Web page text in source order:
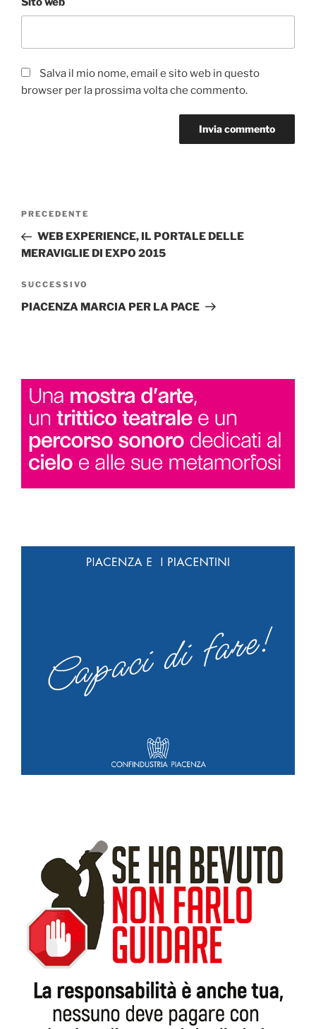
Salva il mio nome, email e sito web in questo
browser per la prossima volta che commento.
Navigazione
Articolo
precedente:
PRECEDENTE
WEB EXPERIENCE, IL PORTALE DELLE
MERAVIGLIE DI EXPO 2015
Articolo
successivo
SUCCESSIVO
PIACENZA MARCIA PER LA PACE